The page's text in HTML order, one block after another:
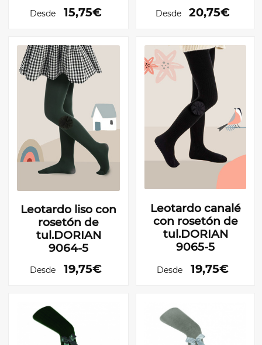
Desde 15,75€ Desde 20,75€
Leotardo liso con
rosetón de
tul.DORIAN
9064-5
Desde 19,75€
Leotardo canalé
con rosetón de
tul.DORIAN
9065-5
Desde 19,75€